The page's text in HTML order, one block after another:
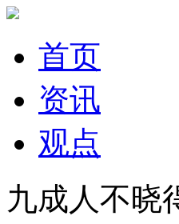
首页
资讯
观点
九成人不晓